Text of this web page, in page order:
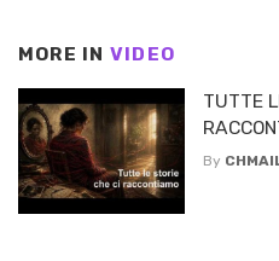
MORE IN VIDEO
TUTTE
By